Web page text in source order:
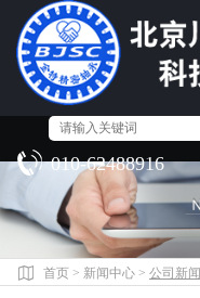
010-62488916
首页 > 新闻中心 > 公司新闻